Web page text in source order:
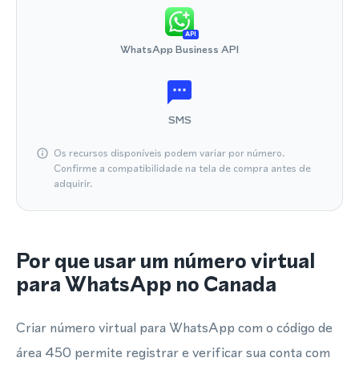
API
WhatsApp Business API
SMS
Os recursos disponíveis podem variar por número.
Confirme a compatibilidade na tela de compra antes de
adquirir.
Por que usar um número virtual
para WhatsApp no Canada
Criar número virtual para WhatsApp com o código de
área 450 permite registrar e verificar sua conta com